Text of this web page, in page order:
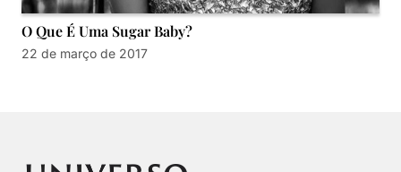
O Que É Uma Sugar Baby?
22 de março de 2017